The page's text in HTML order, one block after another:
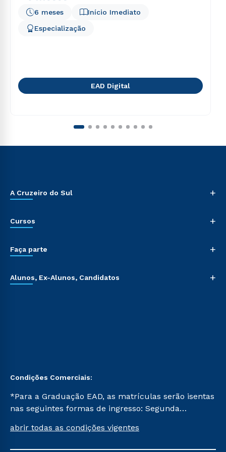
Início Imediato
6 meses
Especialização
EAD Digital
A Cruzeiro do Sul +
Cursos +
Faça parte +
Alunos, Ex-Alunos, Candidatos +
Condições Comerciais:
*Para a Graduação EAD, as matrículas serão isentas
nas seguintes formas de ingresso: Segunda
Já para as demais, a taxa de matrícula será de R$
abrir todas as condições vigentes